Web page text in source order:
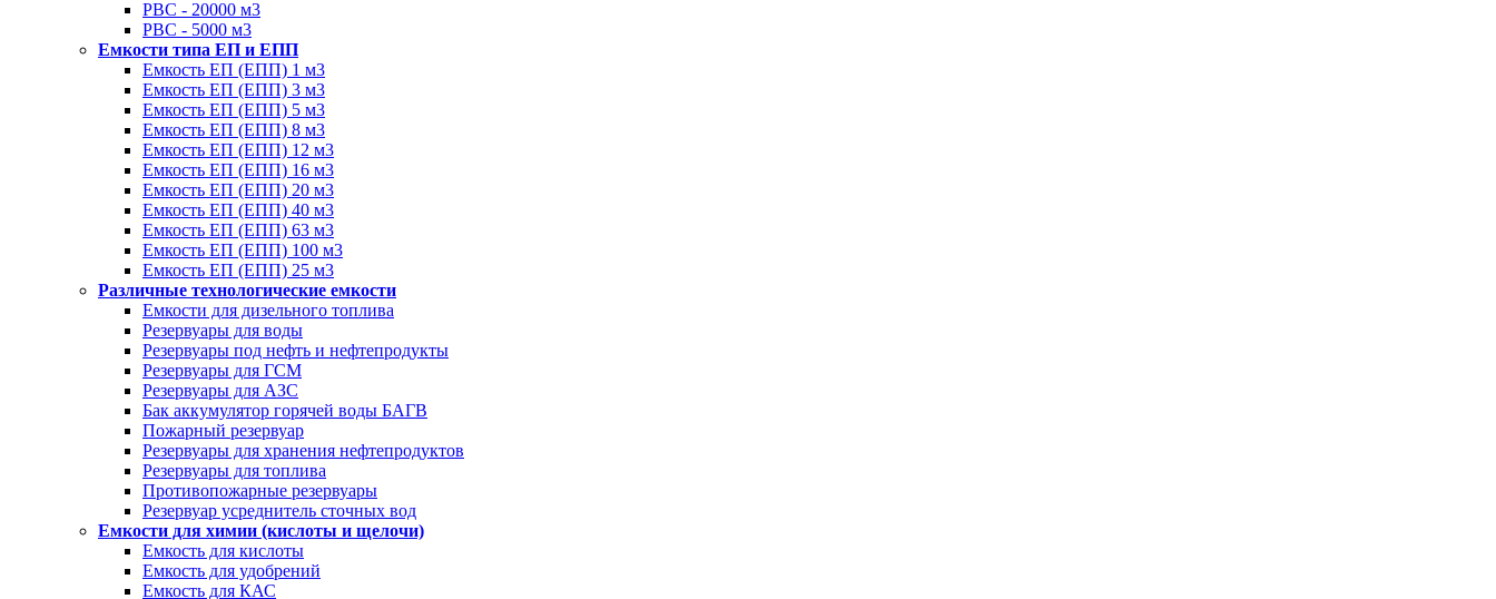
РВС - 20000 м3
РВС - 5000 м3
Емкости типа ЕП и ЕПП
Емкость ЕП (ЕПП) 1 м3
Емкость ЕП (ЕПП) 3 м3
Емкость ЕП (ЕПП) 5 м3
Емкость ЕП (ЕПП) 8 м3
Емкость ЕП (ЕПП) 12 м3
Емкость ЕП (ЕПП) 16 м3
Емкость ЕП (ЕПП) 20 м3
Емкость ЕП (ЕПП) 40 м3
Емкость ЕП (ЕПП) 63 м3
Емкость ЕП (ЕПП) 100 м3
Емкость ЕП (ЕПП) 25 м3
Различные технологические емкости
Емкости для дизельного топлива
Резервуары для воды
Резервуары под нефть и нефтепродукты
Резервуары для ГСМ
Резервуары для АЗС
Бак аккумулятор горячей воды БАГВ
Пожарный резервуар
Резервуары для хранения нефтепродуктов
Резервуары для топлива
Противопожарные резервуары
Резервуар усреднитель сточных вод
Емкости для химии (кислоты и щелочи)
Емкость для кислоты
Емкость для удобрений
Емкость для КАС